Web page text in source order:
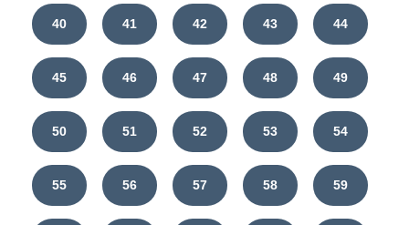
40 41 42 43 44
45 46 47 48 49
50 51 52 53 54
55 56 57 58 59